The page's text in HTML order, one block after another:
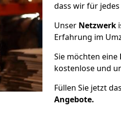
dass wir für
Unser Netzwerk
Erfahrung im
Sie möchten eine
kostenlose und
Füllen Sie jetzt
Angebote.